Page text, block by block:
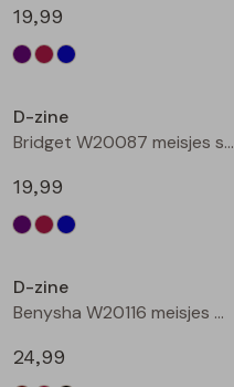
19,99
D-zine
Bridget W20087 meisjes sweatshirt Raf
19,99
D-zine
Benysha W20116 meisjes bermuda Wijnrood
24,99